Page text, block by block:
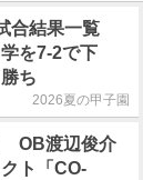
合結果一覧
を7-2で下
ち
2026夏の甲子園
OB渡辺俊介
ト「CO-